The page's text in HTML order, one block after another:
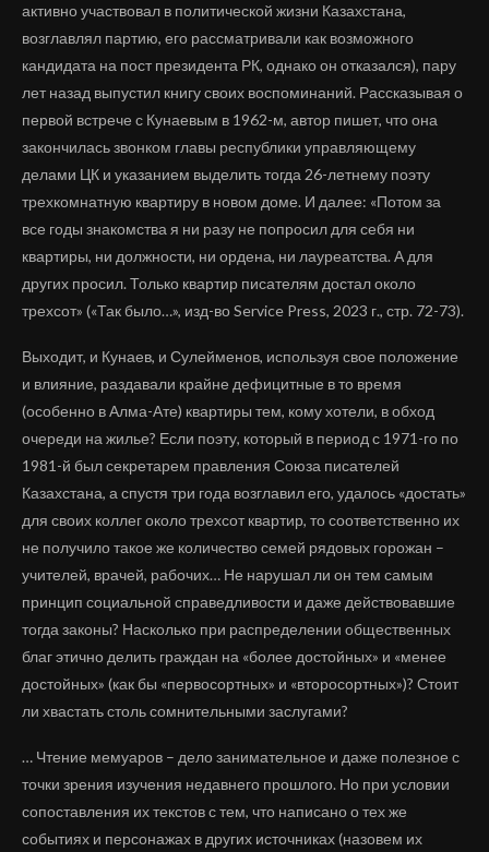
активно участвовал в политической жизни Казахстана,
возглавлял партию, его рассматривали как возможного
кандидата на пост президента РК, однако он отказался), пару
лет назад выпустил книгу своих воспоминаний. Рассказывая о
первой встрече с Кунаевым в 1962-м, автор пишет, что она
закончилась звонком главы республики управляющему
делами ЦК и указанием выделить тогда 26-летнему поэту
трехкомнатную квартиру в новом доме. И далее: «Потом за
все годы знакомства я ни разу не попросил для себя ни
квартиры, ни должности, ни ордена, ни лауреатства. А для
других просил. Только квартир писателям достал около
трехсот» («Так было…», изд-во Service Press, 2023 г., стр. 72-73).
Выходит, и Кунаев, и Сулейменов, используя свое положение
и влияние, раздавали крайне дефицитные в то время
(особенно в Алма-Ате) квартиры тем, кому хотели, в обход
очереди на жилье? Если поэту, который в период с 1971-го по
1981-й был секретарем правления Союза писателей
Казахстана, а спустя три года возглавил его, удалось «достать»
для своих коллег около трехсот квартир, то соответственно их
не получило такое же количество семей рядовых горожан –
учителей, врачей, рабочих… Не нарушал ли он тем самым
принцип социальной справедливости и даже действовавшие
тогда законы? Насколько при распределении общественных
благ этично делить граждан на «более достойных» и «менее
достойных» (как бы «первосортных» и «второсортных»)? Стоит
ли хвастать столь сомнительными заслугами?
… Чтение мемуаров – дело занимательное и даже полезное с
точки зрения изучения недавнего прошлого. Но при условии
сопоставления их текстов с тем, что написано о тех же
событиях и персонажах в других источниках (назовем их